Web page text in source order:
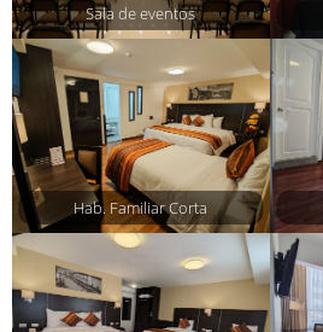
Sala de eventos
Hab. Familiar Corta